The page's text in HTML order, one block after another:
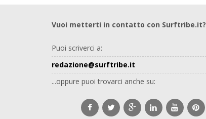
Vuoi metterti in contatto con Surftribe.it?
Puoi scriverci a:
redazione@surftribe.it
...oppure puoi trovarci anche su: